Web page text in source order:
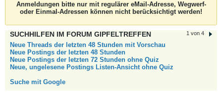
Anmeldungen bitte nur mit regulärer eMail-Adresse, Wegwerf-
oder Einmal-Adressen können nicht berücksichtigt werden!
1 von 4
SUCHHILFEN IM FORUM GIPFELTREFFEN
Neue Threads der letzten 48 Stunden mit Vorschau
Neue Postings der letzten 48 Stunden
Neue Postings der letzten 72 Stunden ohne Quiz
Neue, ungelesene Postings Listen-Ansicht ohne Quiz
Suche mit Google